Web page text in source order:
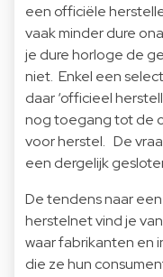
een officiële
vaak minder dure
je dure horloge de
niet. Enkel een
daar ‘officieel
nog toegang tot de
voor herstel. De
een dergelijk
De tendens naar
herstelnet vind je
waar fabrikanten en
die ze hun